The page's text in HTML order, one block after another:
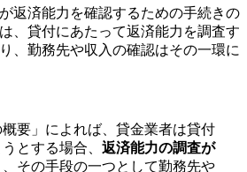
返済能力を確認するための手続きの
、貸付にあたって返済能力を調査す
、勤務先や収入の確認はその一環に
要」によれば、貸金業者は貸付
とする場合、 返済能力の調査が
、その手段の一つとして勤務先や